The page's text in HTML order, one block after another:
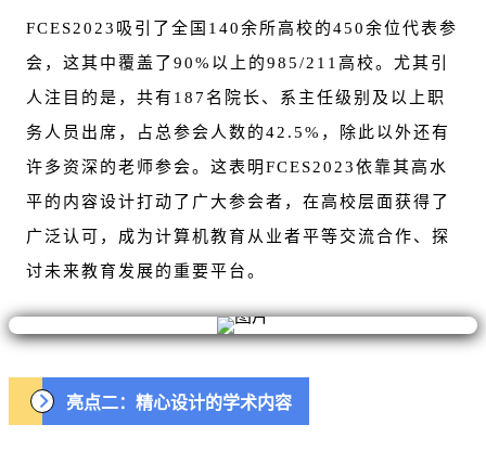
FCES2023吸引了全国140余所高校的450余位代表参
会，这其中覆盖了90%以上的985/211高校。尤其引
人注目的是，共有187名院长、系主任级别及以上职
务人员出席，占总参会人数的42.5%，除此以外还有
许多资深的老师参会。这表明FCES2023依靠其高水
平的内容设计打动了广大参会者，在高校层面获得了
广泛认可，成为计算机教育从业者平等交流合作、探
讨未来教育发展的重要平台。
亮点二：精心设计的学术内容